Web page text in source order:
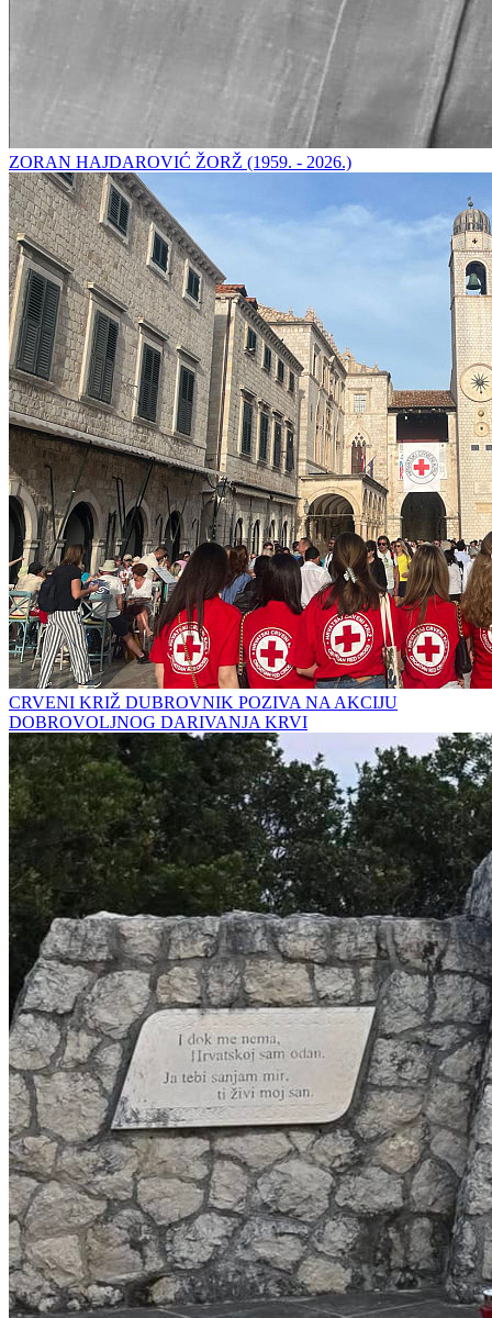
ZORAN HAJDAROVIĆ ŽORŽ (1959. - 2026.)
CRVENI KRIŽ DUBROVNIK POZIVA NA AKCIJU
DOBROVOLJNOG DARIVANJA KRVI